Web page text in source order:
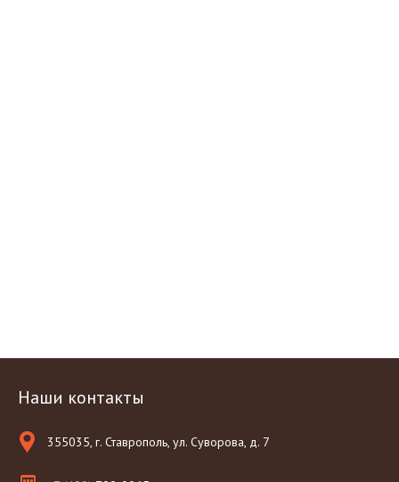
Наши контакты
355035, г. Ставрополь, ул. Суворова, д. 7